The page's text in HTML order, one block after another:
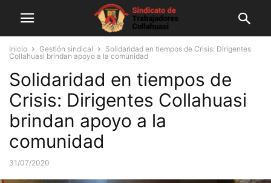
Inicio Gestión sindical
Solidaridad en tiempos de Crisis: Dirigentes
Collahuasi brindan apoyo a la comunidad
Solidaridad en tiempos de
Crisis: Dirigentes Collahuasi
brindan apoyo a la
comunidad
31/07/2020